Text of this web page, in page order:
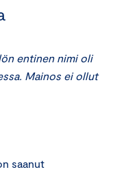
entinen nimi oli
Mainos ei ollut
saanut